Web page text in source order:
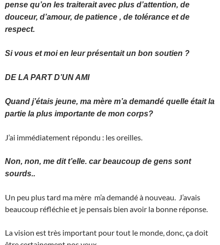
pense qu’on les traiterait avec plus d’attention, de
douceur, d’amour, de patience , de tolérance et de
respect.
Si vous et moi en leur présentait un bon soutien ?
DE LA PART D’UN AMI
Quand j’étais jeune, ma mère m’a demandé quelle était la
partie la plus importante de mon corps?
J’ai immédiatement répondu : les oreilles.
Non, non, me dit t’elle. car beaucoup de gens sont
sourds..
Un peu plus tard ma mère m’a demandé à nouveau. J’avais
beaucoup réfléchie et je pensais bien avoir la bonne réponse.
La vision est très important pour tout le monde, donc, ça doit